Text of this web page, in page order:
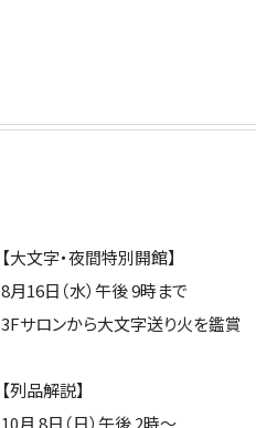
【大文字・夜間特別開館】
8月16日（水）午後 9時まで
3Fサロンから大文字送り火を鑑賞
【列品解説】
10月 8日（日）午後 2時～